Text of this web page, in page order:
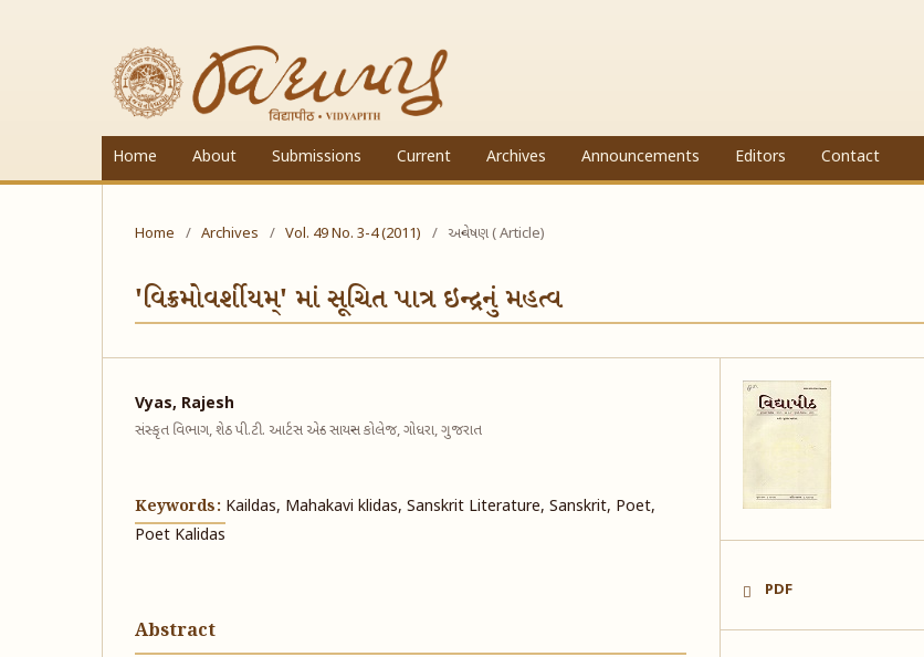
Home About Submissions Current Archives Announcements Editors Contact
Home / Archives / Vol. 49 No. 3-4 (2011) / અન્વેષણ ( Article)
'વિક્રમોવર્શીયમ્' માં સૂચિત પાત્ર ઇન્દ્રનું મહત્વ
Vyas, Rajesh
સંસ્કૃત વિભાગ, ​શેઠ પી.ટી. આર્ટસ એન્ડ સાયન્સ કોલેજ, ​ગોધરા,​ ગુજરાત
Keywords: Kaildas, Mahakavi klidas, Sanskrit Literature, Sanskrit, Poet,
Poet Kalidas
Abstract
PDF